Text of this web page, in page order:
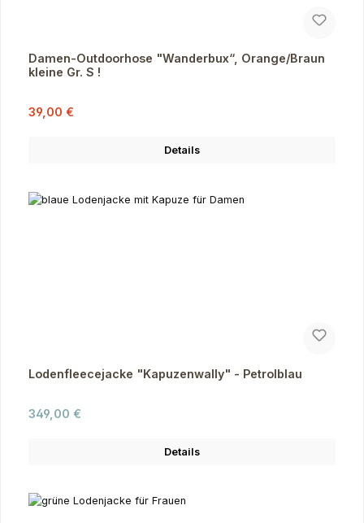
Damen-Outdoorhose "Wanderbux“, Orange/Braun
kleine Gr. S !
Verkaufspreis:
39,00 €
Details
Lodenfleecejacke "Kapuzenwally" - Petrolblau
Regulärer Preis:
349,00 €
Details